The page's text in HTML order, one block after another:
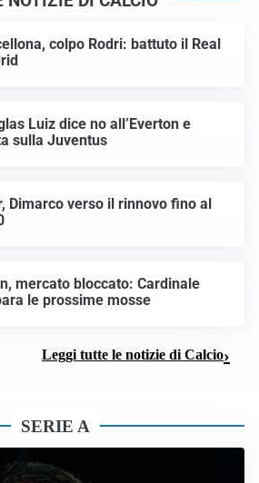
colpo Rodri: battuto il Real
Luiz dice no all’Everton e
sulla Juventus
Dimarco verso il rinnovo fino al
mercato bloccato: Cardinale
le prossime mosse
Leggi tutte le notizie di Calcio
SERIE A